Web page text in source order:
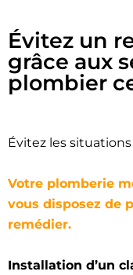
Évitez un
grâce aux
plombier
Évitez les situations
Votre plomberie
vous disposez de
remédier.
Installation d’un